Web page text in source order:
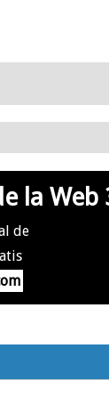
la Web
de